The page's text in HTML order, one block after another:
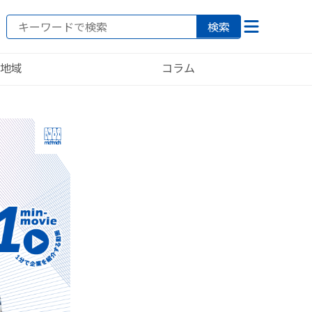
検索
地域 コラム